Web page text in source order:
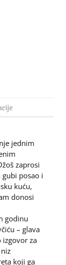
jednim
zaprosi
gubi posao i
kuću,
donosi
godinu
– glava
izgovor za
koji ga